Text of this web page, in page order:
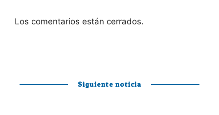
Los comentarios están cerrados.
Siguiente noticia